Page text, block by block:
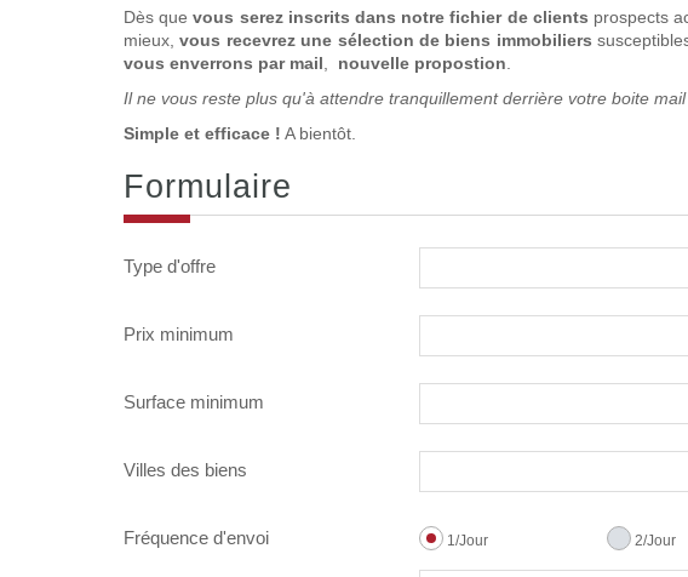
Dès quevous serez inscrits dans notre fichier de clients prospects
mieux,vous recevrez une sélection de biens immobiliers
vous enverrons par mail
nouvelle propostion
Il ne vous reste plus qu'à attendre tranquillement derrière votre boite
Simple et efficace ! A bientôt.
formulaire
Type d'offre
Prix minimum
Surface minimum
Villes des biens
Fréquence d'envoi 1/Jour 2/Jour